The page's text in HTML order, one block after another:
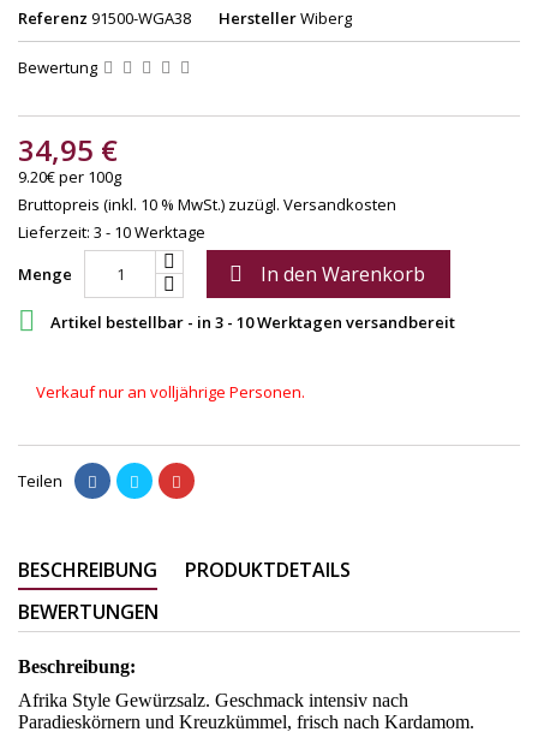
Referenz 91500-WGA38 HerstellerWiberg
Bewertung
34,95 €
9.20€ per 100g
Bruttopreis (inkl. 10 % MwSt.) zuzügl. Versandkosten
Lieferzeit: 3 - 10 Werktage
Menge
 In den Warenkorb
 Artikel bestellbar - in 3 - 10 Werktagen versandbereit
Verkauf nur an volljährige Personen.
Teilen
BESCHREIBUNG
PRODUKTDETAILS
BEWERTUNGEN
Beschreibung:
Afrika Style Gewürzsalz. Geschmack intensiv nach
Paradieskörnern und Kreuzkümmel, frisch nach Kardamom.